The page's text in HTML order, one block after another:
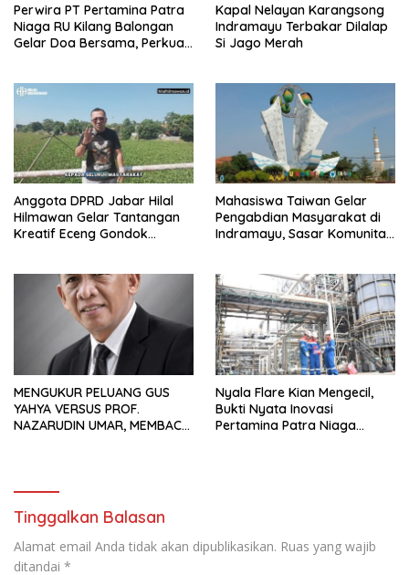
Perwira PT Pertamina Patra
Niaga RU Kilang Balongan
Gelar Doa Bersama, Perkuat
Kapal Nelayan Karangsong
Indramayu Terbakar Dilalap
Si Jago Merah
Anggota DPRD Jabar Hilal
Hilmawan Gelar Tantangan
Kreatif Eceng Gondok
Mahasiswa Taiwan Gelar
Pengabdian Masyarakat di
Indramayu, Sasar Komunitas
MENGUKUR PELUANG GUS
YAHYA VERSUS PROF.
NAZARUDIN UMAR, MEMBACA
Nyala Flare Kian Mengecil,
Bukti Nyata Inovasi
Pertamina Patra Niaga
Tinggalkan Balasan
Alamat email Anda tidak akan dipublikasikan. Ruas yang wajib
ditandai *